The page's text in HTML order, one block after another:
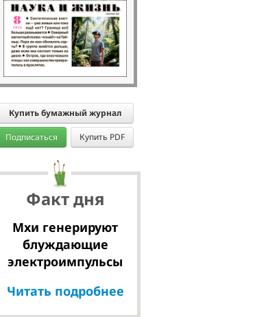
Купить бумажный журнал
Подписаться Купить PDF
Факт дня
Мхи генерируют
блуждающие
электроимпульсы
Читать подробнее